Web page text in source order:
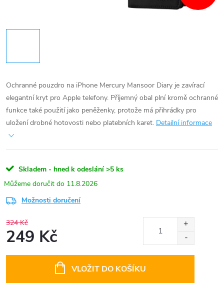
Ochranné pouzdro na iPhone Mercury Mansoor Diary je zavírací
elegantní kryt pro Apple telefony. Příjemný obal plní kromě ochranné
funkce také použití jako peněženky, protože má přihrádky pro
uložení drobné hotovosti nebo platebních karet. Detailní informace
Skladem - hned k odeslání >5 ks
11.8.2026
Možnosti doručení
324 Kč
249 Kč
VLOŽIT DO KOŠÍKU